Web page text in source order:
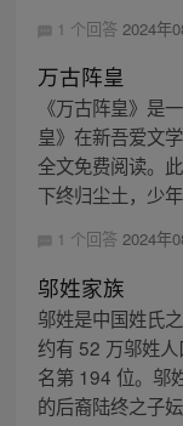
1 个回答 2024年
万古阵皇
《万古阵皇》是
皇》在新吾爱文
全文免费阅读。
下终归尘土，少
1 个回答 2024年
邬姓家族
邬姓是中国姓氏
约有 52 万邬姓
名第 194 位。邬
的后裔陆终之子